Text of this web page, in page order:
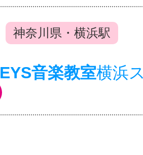
神奈川県・横浜駅
EYS音楽教室横浜